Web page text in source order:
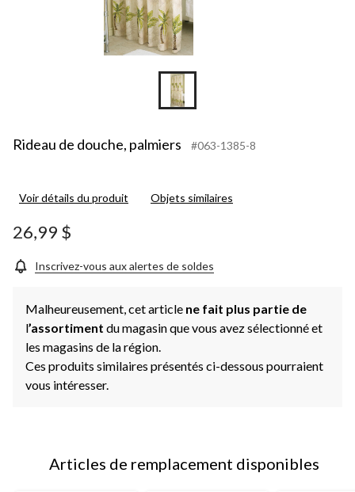
Rideau de douche, palmiers #063-1385-8
Voir détails du produit Objets similaires
26,99 $
Inscrivez-vous aux alertes de soldes
Malheureusement, cet article ne fait plus partie de
l’assortiment du magasin que vous avez sélectionné et
les magasins de la région.
Ces produits similaires présentés ci-dessous pourraient
vous intéresser.
Articles de remplacement disponibles